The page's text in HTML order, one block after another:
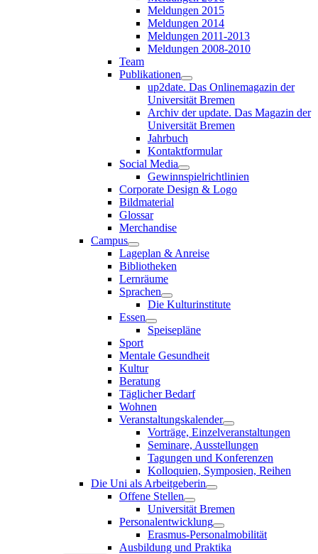
Meldungen 2015
Meldungen 2014
Meldungen 2011-2013
Meldungen 2008-2010
Team
Publikationen
up2date. Das Onlinemagazin der
Universität Bremen
Archiv der update. Das Magazin der
Universität Bremen
Jahrbuch
Kontaktformular
Social Media
Gewinnspielrichtlinien
Corporate Design & Logo
Bildmaterial
Glossar
Merchandise
Campus
Lageplan & Anreise
Bibliotheken
Lernräume
Sprachen
Die Kulturinstitute
Essen
Speisepläne
Sport
Mentale Gesundheit
Kultur
Beratung
Täglicher Bedarf
Wohnen
Veranstaltungskalender
Vorträge, Einzelveranstaltungen
Seminare, Ausstellungen
Tagungen und Konferenzen
Kolloquien, Symposien, Reihen
Die Uni als Arbeitgeberin
Offene Stellen
Universität Bremen
Personalentwicklung
Erasmus-Personalmobilität
Ausbildung und Praktika